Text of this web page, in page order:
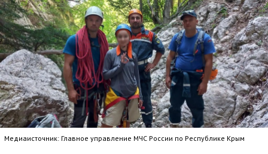
Медиаисточник: Главное управление МЧС России по Республике Крым